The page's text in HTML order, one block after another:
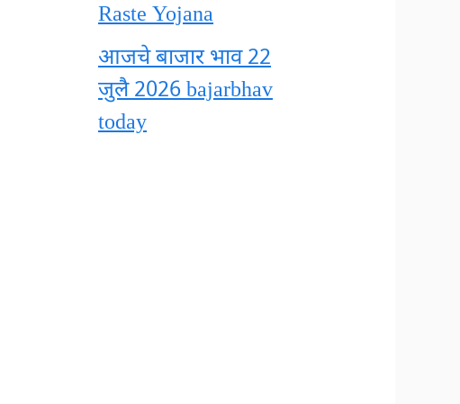
Raste Yojana
आजचे बाजार भाव 22
जुलै 2026 bajarbhav
today